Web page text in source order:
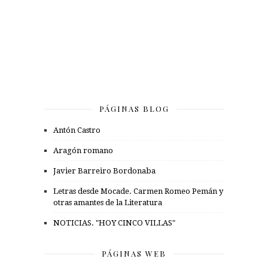
PÁGINAS BLOG
Antón Castro
Aragón romano
Javier Barreiro Bordonaba
Letras desde Mocade. Carmen Romeo Pemán y
otras amantes de la Literatura
NOTICIAS. "HOY CINCO VILLAS"
PÁGINAS WEB